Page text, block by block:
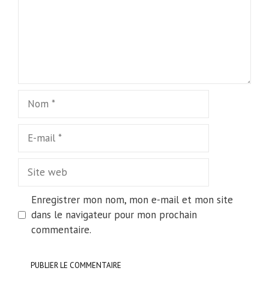
mail
web
Enregistrer mon nom, mon e-mail et mon site
dans le navigateur pour mon prochain
commentaire.